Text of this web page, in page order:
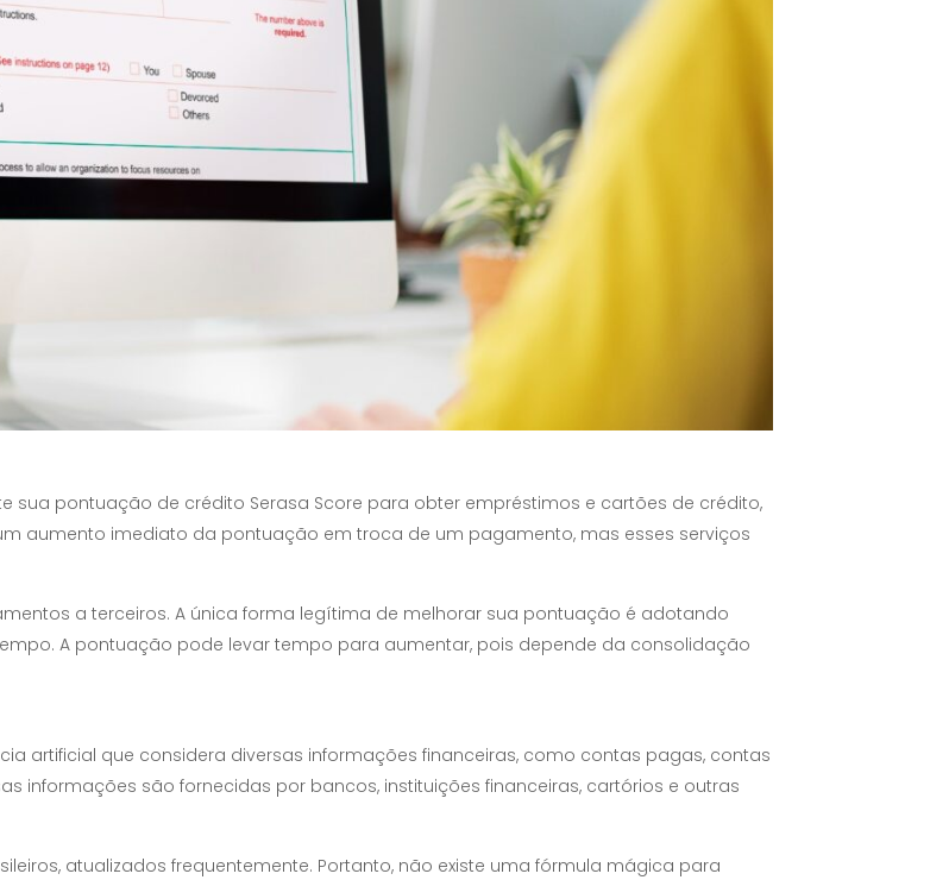
sua pontuação de crédito Serasa Score para obter empréstimos e cartões de crédito,
aumento imediato da pontuação em troca de um pagamento, mas esses serviços
a terceiros. A única forma legítima de melhorar sua pontuação é adotando
A pontuação pode levar tempo para aumentar, pois depende da consolidação
artificial que considera diversas informações financeiras, como contas pagas, contas
informações são fornecidas por bancos, instituições financeiras, cartórios e outras
atualizados frequentemente. Portanto, não existe uma fórmula mágica para